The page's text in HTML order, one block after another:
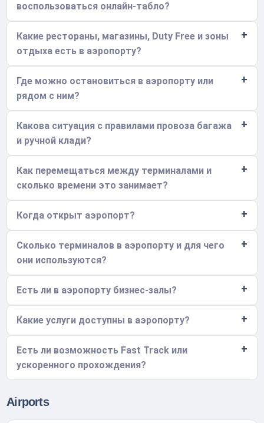
воспользоваться онлайн-табло?
Какие рестораны, магазины, Duty Free и зоны
отдыха есть в аэропорту?
Где можно остановиться в аэропорту или
рядом с ним?
Какова ситуация с правилами провоза багажа
и ручной клади?
Как перемещаться между терминалами и
сколько времени это занимает?
Когда открыт аэропорт?
Сколько терминалов в аэропорту и для чего
они используются?
Есть ли в аэропорту бизнес-залы?
Какие услуги доступны в аэропорту?
Есть ли возможность Fast Track или
ускоренного прохождения?
Airports